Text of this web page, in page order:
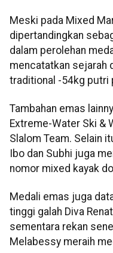
Meski pada Mixed
dipertandingkan
dalam perolehan
mencatatkan sejarah
traditional -54kg putri
Tambahan emas
Extreme-Water Ski &
Slalom Team. Selain
Ibo dan Subhi juga
nomor mixed kayak
Medali emas juga
tinggi galah Diva
sementara rekan
Melabessy meraih